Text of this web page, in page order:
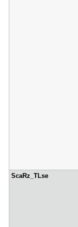
ScaRz_TLse